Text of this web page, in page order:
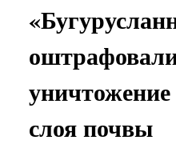
слоя почвы